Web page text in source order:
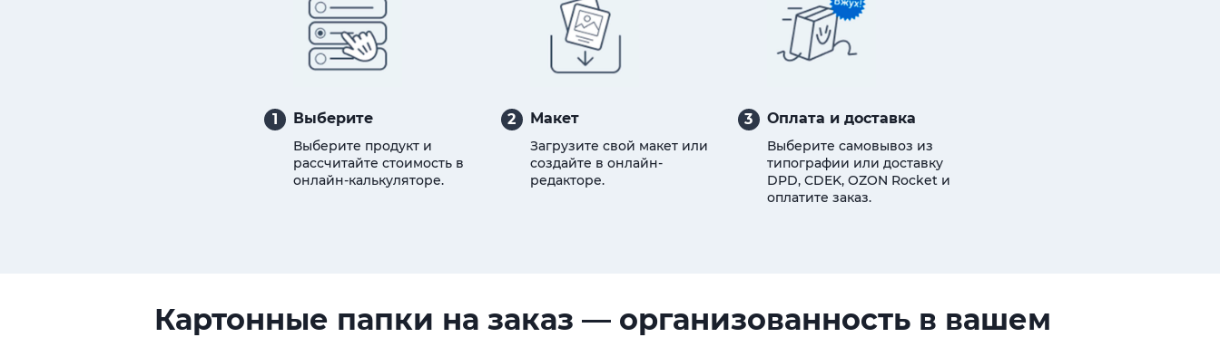
1 Выберите
Выберите продукт и
рассчитайте стоимость в
онлайн-калькуляторе.
2 Макет
Загрузите свой макет или
создайте в онлайн-
редакторе.
3 Оплата и доставка
Выберите самовывоз из
типографии или доставку
DPD, CDEK, OZON Rocket и
оплатите заказ.
Картонные папки на заказ — организованность в вашем